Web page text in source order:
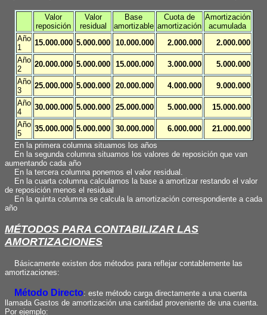
Valor
reposición
Valor
residual
Base
amortizable
Cuota de
amortización
Amortización
acumulada
Año
1
15.000.000 5.000.000 10.000.000 2.000.000
2.000.000
Año
2
20.000.000 5.000.000 15.000.000 3.000.000
5.000.000
Año
3
25.000.000 5.000.000 20.000.000 4.000.000
9.000.000
Año
4
30.000.000 5.000.000 25.000.000 5.000.000
15.000.000
Año
5
35.000.000 5.000.000 30.000.000 6.000.000
21.000.000
En la primera columna situamos los años
En la segunda columna situamos los valores de reposición que van
aumentando cada año
En la tercera columna ponemos el valor residual.
En la cuarta columna calculamos la base a amortizar restando el valor
de reposición menos el residual
En la quinta columna se calcula la amortización correspondiente a cada
año
MÉTODOS PARA CONTABILIZAR LAS
AMORTIZACIONES
Básicamente existen dos métodos para reflejar contablemente las
amortizaciones:
Método Directo: este método carga directamente a una cuenta
llamada Gastos de amortización una cantidad proveniente de una cuenta.
Por ejemplo: